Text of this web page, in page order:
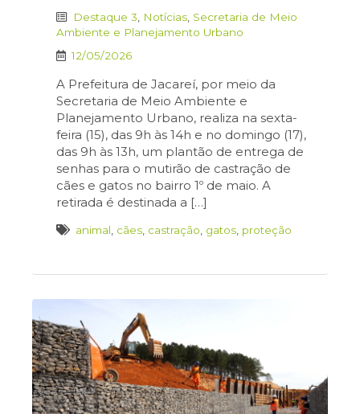
Destaque 3 Notícias Secretaria de Meio
Ambiente e Planejamento Urbano
12/05/2026
A Prefeitura de Jacareí, por meio da
Secretaria de Meio Ambiente e
Planejamento Urbano, realiza na sexta-
feira (15), das 9h às 14h e no domingo (17),
das 9h às 13h, um plantão de entrega de
senhas para o mutirão de castração de
cães e gatos no bairro 1º de maio. A
retirada é destinada a […]
animal cães castração gatos proteção